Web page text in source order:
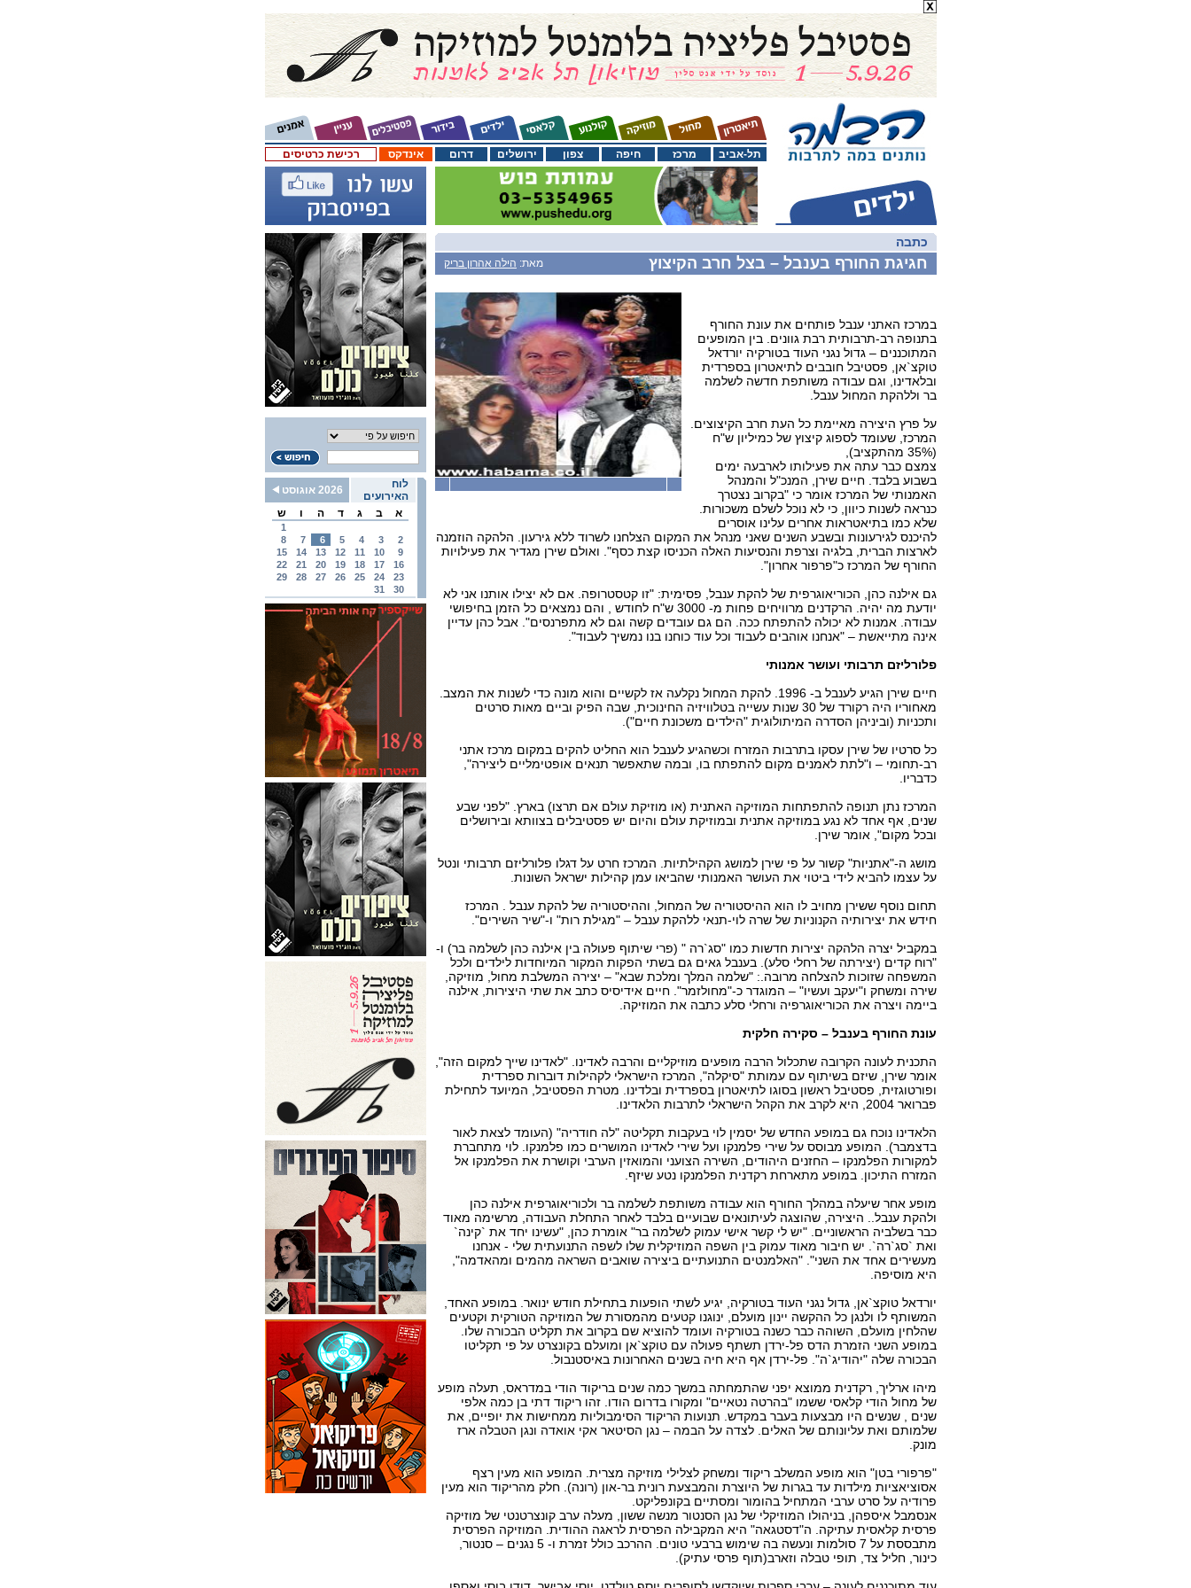
רכישת כרטיסים אינדקס דרום ירושלים צפון חיפה מרכז תל-אביב
לוח
האירועים
2026 אוגוסט
א
ב ג ד ה ו ש
1
2
3
4
5
6
7
8
9
10
11
12
13
14
15
16
17
18
19
20
21
22
23
24
25
26
27
28
29
30
31
כתבה
מאת: הילה אהרון בריק חגיגת החורף בענבל – בצל חרב הקיצוץ
במרכז האתני ענבל פותחים את עונת החורף
בתנופה רב-תרבותית רבת גוונים. בין המופעים
המתוכננים – גדול נגני העוד בטורקיה יורדאל
טוקצ`אן, פסטיבל חובבים לתיאטרון בספרדית
ובלאדינו, וגם עבודה משותפת חדשה לשלמה
בר וללהקת המחול ענבל.
על פרץ היצירה מאיימת כל העת חרב הקיצוצים.
המרכז, שעומד לספוג קיצוץ של כמיליון ש"ח
(35% מהתקציב),
צמצם כבר עתה את פעילותו לארבעה ימים
בשבוע בלבד. חיים שירן, המנכ"ל והמנהל
האמנותי של המרכז אומר כי "בקרוב נצטרך
כנראה לשנות כיוון, כי לא נוכל לשלם משכורות.
שלא כמו בתיאטראות אחרים עלינו אוסרים
להיכנס לגירעונות ובשבע השנים שאני מנהל את המקום הצלחנו לשרוד ללא גירעון. הלהקה הוזמנה
לארצות הברית, בלגיה וצרפת והנסיעות האלה הכניסו קצת כסף". ואולם שירן מגדיר את פעילויות
החורף של המרכז כ"פרפור אחרון".
גם אילנה כהן, הכוריאוגרפית של להקת ענבל, פסימית: "זו קטסטרופה. אם לא יצילו אותנו אני לא
יודעת מה יהיה. הרקדנים מרוויחים פחות מ- 3000 ש"ח לחודש , והם נמצאים כל הזמן בחיפושי
עבודה. אמנות לא יכולה להתפתח ככה. הם גם עובדים קשה וגם לא מתפרנסים". אבל כהן עדיין
אינה מתייאשת – "אנחנו אוהבים לעבוד וכל עוד כוחנו בנו נמשיך לעבוד".
פלורליזם תרבותי ועושר אמנותי
חיים שירן הגיע לענבל ב- 1996. להקת המחול נקלעה אז לקשיים והוא מונה כדי לשנות את המצב.
מאחוריו היה רקורד של 30 שנות עשייה בטלוויזיה החינוכית, שבה הפיק וביים מאות סרטים
ותכניות (וביניהן הסדרה המיתולוגית "הילדים משכונת חיים").
כל סרטיו של שירן עסקו בתרבות המזרח וכשהגיע לענבל הוא החליט להקים במקום מרכז אתני
רב-תחומי – ו"לתת לאמנים מקום להתפתח בו, ובמה שתאפשר תנאים אופטימליים ליצירה",
כדבריו.
המרכז נתן תנופה להתפתחות המוזיקה האתנית (או מוזיקת עולם אם תרצו) בארץ. "לפני שבע
שנים, אף אחד לא נגע במוזיקה אתנית ובמוזיקת עולם והיום יש פסטיבלים בצוותא ובירושלים
ובכל מקום", אומר שירן.
מושג ה-"אתניות" קשור על פי שירן למושג הקהילתיות. המרכז חרט על דגלו פלורליזם תרבותי ונטל
על עצמו להביא לידי ביטוי את העושר האמנותי שהביאו עמן קהילות ישראל השונות.
תחום נוסף ששירן מחויב לו הוא ההיסטוריה של המחול, וההיסטוריה של להקת ענבל . המרכז
חידש את יצירותיה הקנוניות של שרה לוי-תנאי ללהקת ענבל – "מגילת רות" ו-"שיר השירים".
במקביל יצרה הלהקה יצירות חדשות כמו "סג`רה " (פרי שיתוף פעולה בין אילנה כהן לשלמה בר) ו-
"רוח קדים (יצירתה של רחלי סלע). בענבל גאים גם בשתי הפקות המקור המיוחדות לילדים ולכל
המשפחה שזוכות להצלחה מרובה.: "שלמה המלך ומלכת שבא" – יצירה המשלבת מחול, מוזיקה,
שירה ומשחק ו"יעקב ועשיו" – המוגדר כ-"מחולזמר". חיים אידיסיס כתב את שתי היצירות, אילנה
ביימה ויצרה את הכוריאוגרפיה ורחלי סלע כתבה את המוזיקה.
עונת החורף בענבל – סקירה חלקית
התכנית לעונה הקרובה שתכלול הרבה מופעים מוזיקליים והרבה לאדינו. "לאדינו שייך למקום הזה",
אומר שירן, שיזם בשיתוף עם עמותת "סיקלה", המרכז הישראלי לקהילות דוברות ספרדית
ופורטוגזית, פסטיבל ראשון בסוגו לתיאטרון בספרדית ובלדינו. מטרת הפסטיבל, המיועד לתחילת
פברואר 2004, היא לקרב את הקהל הישראלי לתרבות הלאדינו.
הלאדינו נוכח גם במופע החדש של יסמין לוי בעקבות תקליטה "לה חודריה" (העומד לצאת לאור
בדצמבר). המופע מבוסס על שירי פלמנקו ועל שירי לאדינו המושרים כמו פלמנקו. לוי מתחברת
למקורות הפלמנקו – החזנים היהודים, השירה הצועני והמואזין הערבי וקושרת את הפלמנקו אל
המזרח התיכון. במופע מתארחת רקדנית הפלמנקו נטע שיזף.
מופע אחר שיעלה במהלך החורף הוא עבודה משותפת לשלמה בר ולכוריאוגרפית אילנה כהן
ולהקת ענבל.. היצירה, שהוצגה לעיתונאים שבועיים בלבד לאחר התחלת העבודה, מרשימה מאוד
כבר בשלביה הראשוניים. "יש לי קשר אישי עמוק לשלמה בר" אומרת כהן, "עשינו יחד את `קינה`
ואת `סג`רה`. יש חיבור מאוד עמוק בין השפה המוזיקלית שלו לשפה התנועתית שלי - אנחנו
מעשירים אחד את השני". "האלמנטים התנועתיים ביצירה שואבים השראה מהמים ומהאדמה",
היא מוסיפה.
יורדאל טוקצ`אן, גדול נגני העוד בטורקיה, יגיע לשתי הופעות בתחילת חודש ינואר. במופע האחד,
המשותף לו ולנגן כל ההקשה יינון מועלם, ינוגנו קטעים מהמסורת של המוזיקה הטורקית וקטעים
שהלחין מועלם, השוהה כבר כשנה בטורקיה ועומד להוציא שם בקרוב את תקליט הבכורה שלו.
במופע השני הזמרת הדס פל-ירדן תשתף פעולה עם טוקצ`אן ומועלם בקונצרט על פי תקליטו
הבכורה שלה "יהודיג`ה". פל-ירדן אף היא חיה בשנים האחרונות באיסטנבול.
מיהו ארליך, רקדנית ממוצא יפני שהתמחתה במשך כמה שנים בריקוד הודי במדראס, תעלה מופע
של מחול הודי קלאסי ששמו "בהרטה נטאיים" ומקורו בדרום הודו. זהו ריקוד דתי בן כמה אלפי
שנים , שנשים היו מבצעות בעבר במקדש. תנועות הריקוד הסימבוליות ממחישות את יופיים, את
שלמותם ואת עליונותם של האלים. לצדה על הבמה – נגן הסיטאר אקי אואדה ונגן הטבלה ארז
מונק.
"פרפורי בטן" הוא מופע המשלב ריקוד ומשחק לצלילי מוזיקה מצרית. המופע הוא מעין רצף
אסוציאציות מילדות עד בגרות של היוצרת והמבצעת רונית בר-און (רונה). חלק מהריקוד הוא מעין
פרודיה על סרט ערבי המתחיל בהומור ומסתיים בקונפליקט.
אנסמבל איספהן, בניהולו המוזיקלי של נגן הסנטור מנשה ששון, מעלה ערב קונצרטנטי של מוזיקה
פרסית קלאסית עתיקה. ה"דסטגאה" היא המקבילה הפרסית לראגה ההודית. המוזיקה הפרסית
מתבססת על 7 סולמות ונעשה בה שימוש ברבעי טונים. ההרכב כולל זמרת ו- 5 נגנים – סנטור,
כינור, חליל צד, תופי טבלה וזארב(תוף פרסי עתיק).